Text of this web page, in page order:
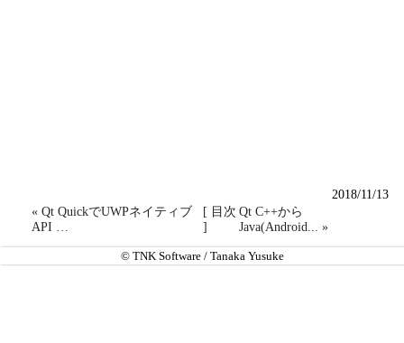
2018/11/13
« Qt QuickでUWPネイティブ
API …
[ 目次
]
Qt C++から
Java(Android... »
© TNK Software / Tanaka Yusuke